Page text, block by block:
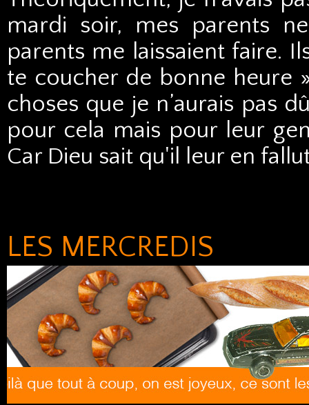
mardi soir, mes parents
parents me laissaient faire.
te coucher de bonne heure
choses que je n’aurais pas
pour cela mais pour leur
Car Dieu sait qu'il leur en
LES MERCREDIS